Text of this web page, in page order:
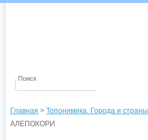
Главная > Топонимика. Города и страны
АЛЕПОХОРИ